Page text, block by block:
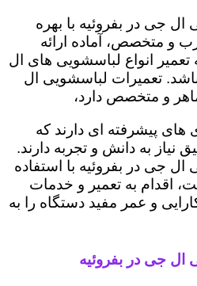
ال جی در بفروئیه با بهره
و متخصص، آماده ارائه
انواع لباسشویی های ال
تعمیرات لباسشویی ال
و متخصص دارد،
های پیشرفته ای دارند که
نیاز به دانش و تجربه دارند.
ال جی در بفروئیه با استفاده
اقدام به تعمیر و خدمات
و عمر مفید دستگاه را به
ال جی در بفروئیه